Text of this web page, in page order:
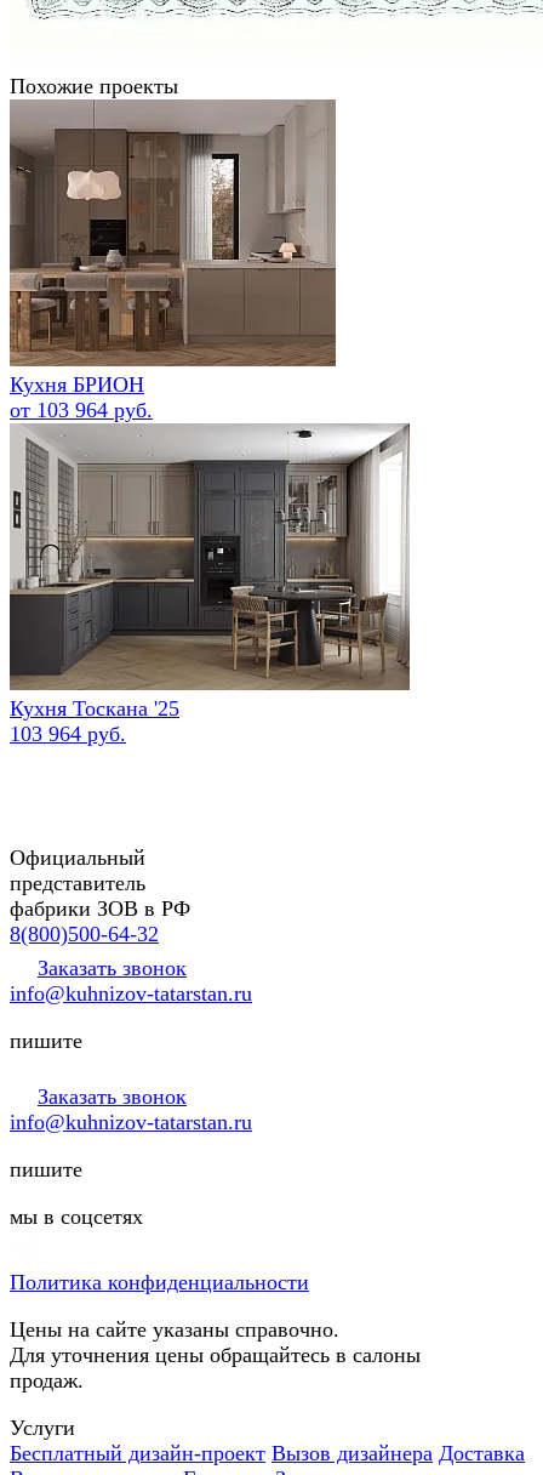
Похожие проекты
Кухня БРИОН
от 103 964 руб.
Кухня Тоскана '25
103 964 руб.
Официальный
представитель
фабрики ЗОВ в РФ
8(800)500-64-32
Заказать звонок
info@kuhnizov-tatarstan.ru
пишите
Заказать звонок
info@kuhnizov-tatarstan.ru
пишите
мы в соцсетях
Политика конфиденциальности
Цены на сайте указаны справочно.
Для уточнения цены обращайтесь в салоны
продаж.
Услуги
Бесплатный дизайн-проект Вызов дизайнера Доставка